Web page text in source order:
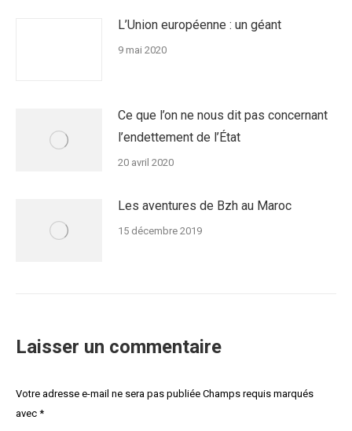
L’Union européenne : un géant
9 mai 2020
Ce que l’on ne nous dit pas concernant
l’endettement de l’État
20 avril 2020
Les aventures de Bzh au Maroc
15 décembre 2019
Laisser un commentaire
Votre adresse e-mail ne sera pas publiée Champs requis marqués
avec *